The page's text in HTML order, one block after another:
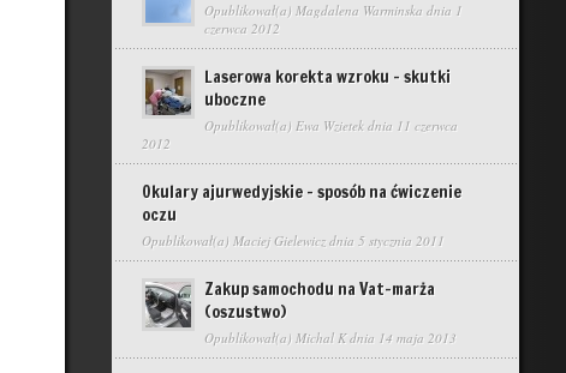
Opublikował(a) Magdalena Warminska dnia 1
czerwca 2012
Laserowa korekta wzroku – skutki
uboczne
Opublikował(a) Ewa Wzietekdnia 11 czerwca
2012
Okulary ajurwedyjskie – sposób na ćwiczenie
oczu
Opublikował(a) Maciej Gielewiczdnia 5 stycznia 2011
Zakup samochodu na Vat-marża
(oszustwo)
Opublikował(a) Michal Kdnia 14 maja 2013